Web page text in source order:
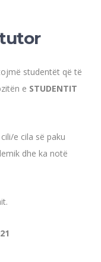
studentët që të
e STUDENTIT
e cila së paku
dhe ka notë